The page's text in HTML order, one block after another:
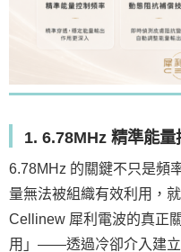
1. 6.78MHz 精準能量
6.78MHz 的關鍵不只是頻
量無法被組織有效利用，
Cellinew 犀利電波的真正
用」——透過冷卻介入建立